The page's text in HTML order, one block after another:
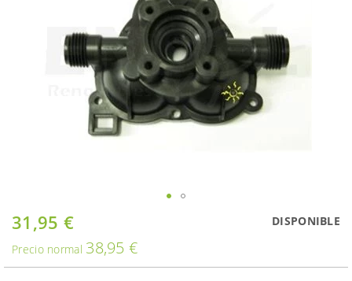
Oferta
31,95 €
Precio normal 38,95 €
DISPONIBLE
Saltar
al
comienzo